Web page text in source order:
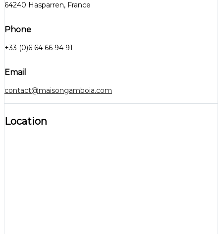
64240 Hasparren, France
Phone
+33 (0)6 64 66 94 91
Email
contact@maisongamboia.com
Location